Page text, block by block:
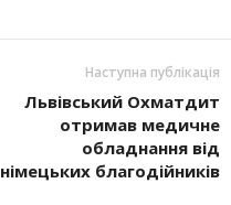
Наступна публікація
Львівський Охматдит
отримав медичне
обладнання від
німецьких благодійників